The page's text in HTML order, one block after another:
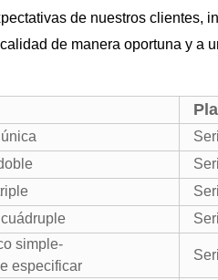
de nuestros clientes,
de manera oportuna y a
simple-
especificar